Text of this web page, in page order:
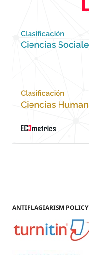
ANTIPLAGIARISM POLICY